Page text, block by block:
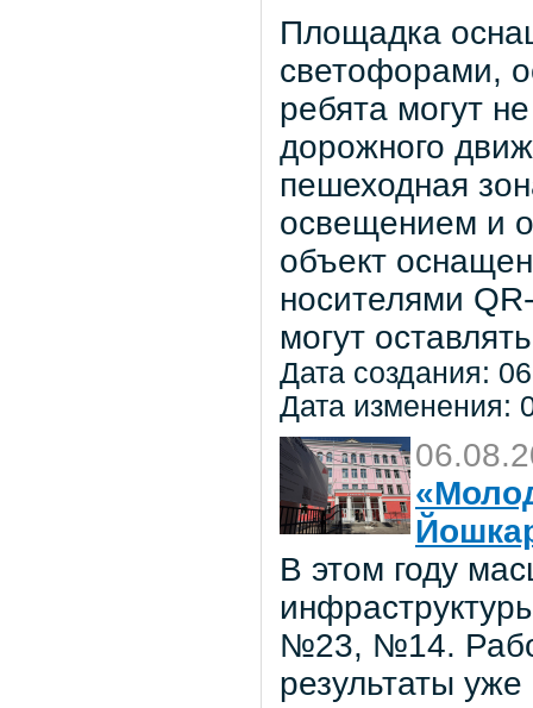
Площадка
светофорами,
ребята могут
дорожного
пешеходная
освещением и
объект
носителями
могут
Дата создания:
Дата изменения:
В этом году
№23, №14.
результаты